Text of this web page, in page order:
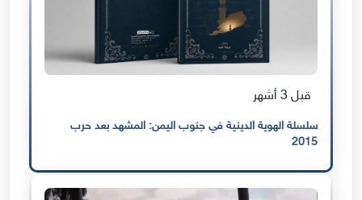
قبل 3 أشهر
سلسلة الهوية الدينية في جنوب اليمن: المشهد بعد حرب
2015